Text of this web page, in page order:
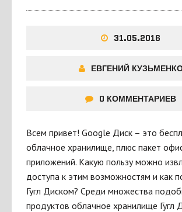
31.05.2016
ЕВГЕНИЙ
0 КОММЕНТАРИЕВ
Всем привет! Google Диск – это
облачное хранилище, плюс пакет
приложений. Какую пользу можно
доступа к этим возможностям и как
Гугл Диском? Среди множества
продуктов облачное хранилище Гугл